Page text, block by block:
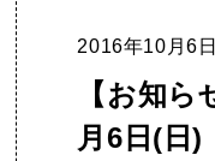
2016年10月6日
【お知
月6日(日)